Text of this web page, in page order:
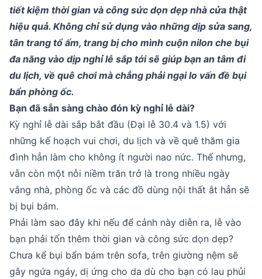
tiết kiệm thời gian và công sức dọn dẹp nhà cửa thật
hiệu quả. Không chỉ sử dụng vào những dịp sửa sang,
tân trang tổ ấm, trang bị cho mình cuộn nilon che bụi
đa năng vào dịp nghỉ lễ sắp tới sẽ giúp bạn an tâm đi
du lịch, về quê chơi mà chẳng phải ngại lo vấn đề bụi
bẩn phòng ốc.
Bạn đã sẵn sàng chào đón kỳ nghỉ lễ dài?
Kỳ nghỉ lễ dài sắp bắt đầu (Đại lễ 30.4 và 1.5) với
những kế hoạch vui chơi, du lịch và về quê thăm gia
đình hẳn làm cho không ít người nao nức. Thế nhưng,
vẫn còn một nỗi niềm trăn trở là trong nhiều ngày
vắng nhà, phòng ốc và các đồ dùng nội thất ắt hẳn sẽ
bị bụi bám.
Phải làm sao đây khi nếu để cảnh này diễn ra, lễ vào
bạn phải tốn thêm thời gian và công sức dọn dẹp?
Chưa kể bụi bẩn bám trên sofa, trên giường nệm sẽ
gây ngứa ngáy, dị ứng cho da dù cho bạn có lau phủi